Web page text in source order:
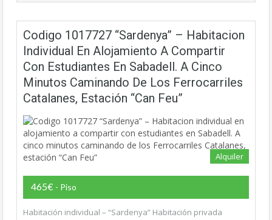
Codigo 1017727 “Sardenya” – Habitacion
Individual En Alojamiento A Compartir
Con Estudiantes En Sabadell. A Cinco
Minutos Caminando De Los Ferrocarriles
Catalanes, Estación “Can Feu”
Alquiler
465€ - Piso
Habitación individual – “Sardenya” Habitación privada